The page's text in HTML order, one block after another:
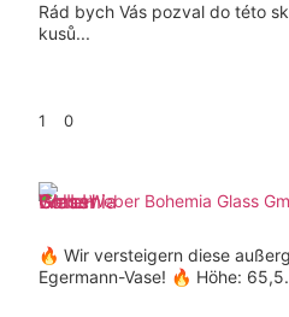
Rád bych Vás pozval do této
kusů...
1 0
Weber Bohemia Glass
🔥 Wir versteigern diese
Egermann-Vase! 🔥 Höhe: